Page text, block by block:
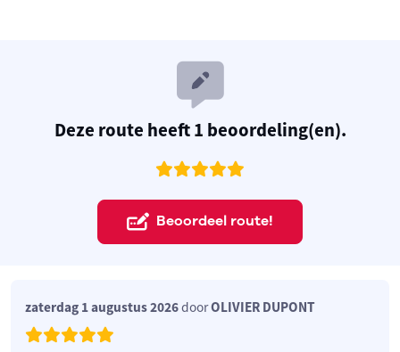
Deze route heeft 1 beoordeling(en).
Beoordeel route!
zaterdag 1 augustus 2026doorOLIVIER DUPONT